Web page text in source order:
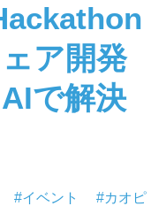
ア開発
で解決
#イベント
#カオピ